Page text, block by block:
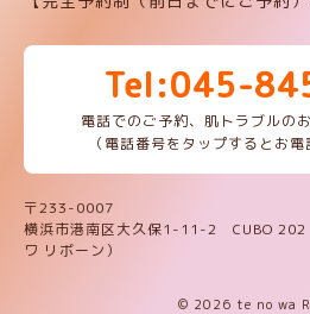
Tel:045-
電話でのご予約、肌トラブルの
（電話番号をタップするとお電
〒233-0007
横浜市港南区大久保1-11-2 CUBO
ワ リボーン）
© 2026 te no wa